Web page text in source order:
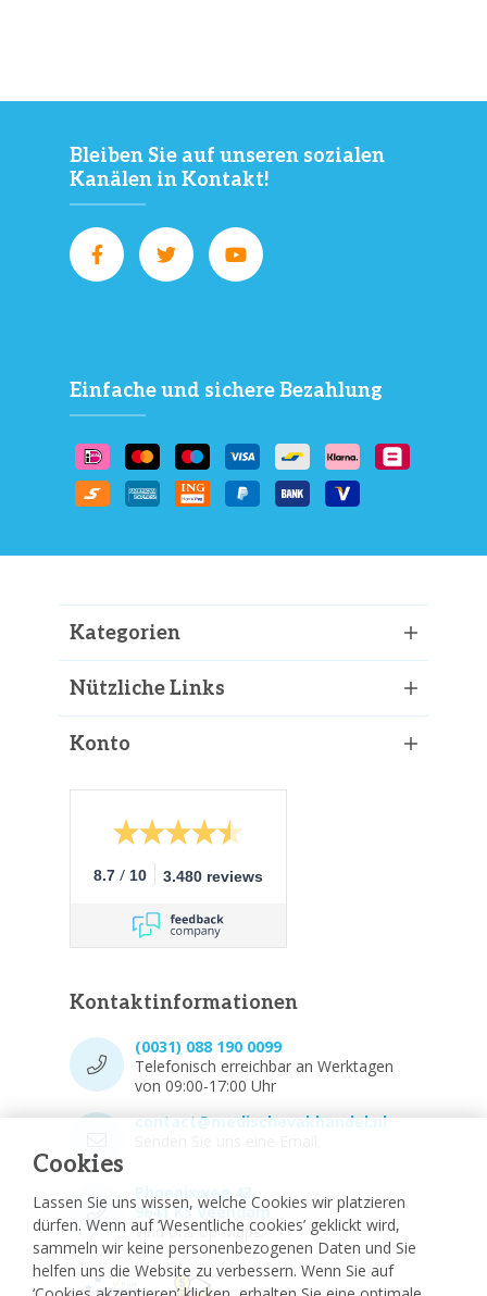
Cookies
Lassen Sie uns wissen, welche Cookies wir platzieren
dürfen. Wenn auf ‘Wesentliche cookies’ geklickt wird,
sammeln wir keine personenbezogenen Daten und Sie
helfen uns die Website zu verbessern. Wenn Sie auf
Bleiben Sie auf unseren sozialen
Kanälen in Kontakt!
Einfache und sichere Bezahlung
Kategorien
Nützliche Links
Konto
8.7 / 10 3.480 reviews
Kontaktinformationen
(0031) 088 190 0099
Telefonisch erreichbar an Werktagen
von 09:00-17:00 Uhr
contact@medischevakhandel.nl
Phoenixweg 43,
9641 KS Veendam
Vind ons op Maps.